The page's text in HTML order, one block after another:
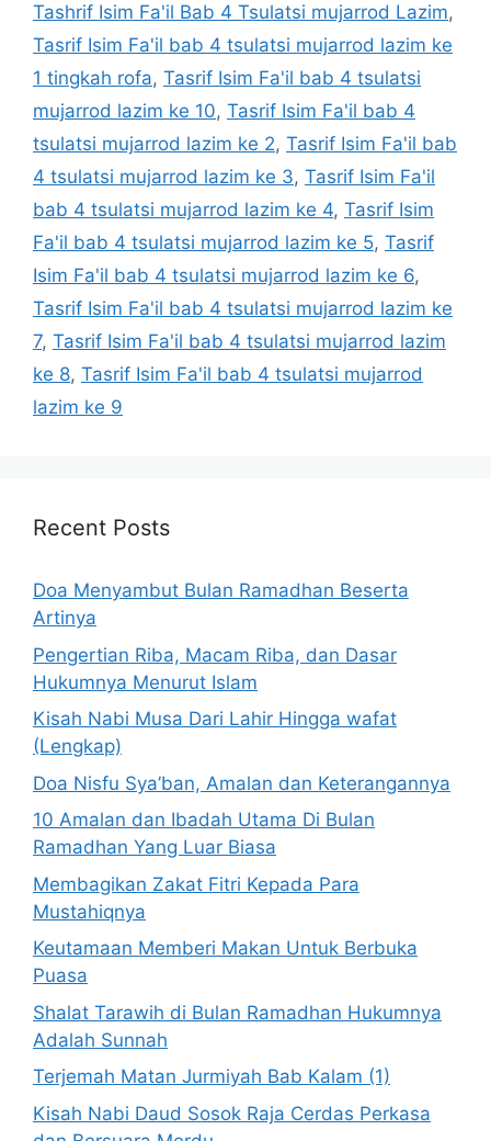
Tashrif Isim Fa'il Bab 4 Tsulatsi mujarrod Lazim,
Tasrif Isim Fa'il bab 4 tsulatsi mujarrod lazim ke
1 tingkah rofa, Tasrif Isim Fa'il bab 4 tsulatsi
mujarrod lazim ke 10, Tasrif Isim Fa'il bab 4
tsulatsi mujarrod lazim ke 2, Tasrif Isim Fa'il bab
4 tsulatsi mujarrod lazim ke 3, Tasrif Isim Fa'il
bab 4 tsulatsi mujarrod lazim ke 4, Tasrif Isim
Fa'il bab 4 tsulatsi mujarrod lazim ke 5, Tasrif
Isim Fa'il bab 4 tsulatsi mujarrod lazim ke 6,
Tasrif Isim Fa'il bab 4 tsulatsi mujarrod lazim ke
7, Tasrif Isim Fa'il bab 4 tsulatsi mujarrod lazim
ke 8, Tasrif Isim Fa'il bab 4 tsulatsi mujarrod
lazim ke 9
Recent Posts
Doa Menyambut Bulan Ramadhan Beserta
Artinya
Pengertian Riba, Macam Riba, dan Dasar
Hukumnya Menurut Islam
Kisah Nabi Musa Dari Lahir Hingga wafat
(Lengkap)
Doa Nisfu Sya’ban, Amalan dan Keterangannya
10 Amalan dan Ibadah Utama Di Bulan
Ramadhan Yang Luar Biasa
Membagikan Zakat Fitri Kepada Para
Mustahiqnya
Keutamaan Memberi Makan Untuk Berbuka
Puasa
Shalat Tarawih di Bulan Ramadhan Hukumnya
Adalah Sunnah
Terjemah Matan Jurmiyah Bab Kalam (1)
Kisah Nabi Daud Sosok Raja Cerdas Perkasa